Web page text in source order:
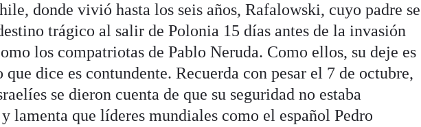
donde vivió hasta los seis años, Rafalowski, cuyo padre se
trágico al salir de Polonia 15 días antes de la invasión
los compatriotas de Pablo Neruda. Como ellos, su deje es
dice es contundente. Recuerda con pesar el 7 de octubre,
se dieron cuenta de que su seguridad no estaba
lamenta que líderes mundiales como el español Pedro